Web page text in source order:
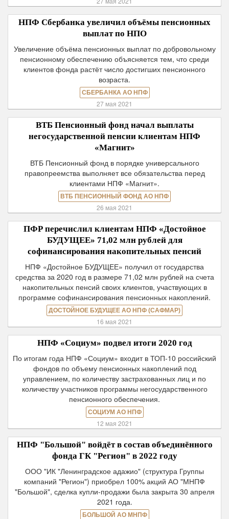
НПФ Сбербанка увеличил объёмы пенсионных
выплат по НПО
Увеличение объёма пенсионных выплат по добровольному
пенсионному обеспечению объясняется тем, что среди
клиентов фонда растёт число достигших пенсионного
возраста.
СБЕРБАНКА АО НПФ
27 мая 2021
ВТБ Пенсионный фонд начал выплаты
негосударственной пенсии клиентам НПФ
«Магнит»
ВТБ Пенсионный фонд в порядке универсального
правопреемства выполняет все обязательства перед
клиентами НПФ «Магнит».
ВТБ ПЕНСИОННЫЙ ФОНД АО НПФ
26 мая 2021
ПФР перечислил клиентам НПФ «Достойное
БУДУЩЕЕ» 71,02 млн рублей для
софинансирования накопительных пенсий
НПФ «Достойное БУДУЩЕЕ» получил от государства
средства за 2020 год в размере 71,02 млн рублей на счета
накопительных пенсий своих клиентов, участвующих в
программе софинансирования пенсионных накоплений.
ДОСТОЙНОЕ БУДУЩЕЕ АО НПФ (САФМАР)
16 мая 2021
НПФ «Социум» подвел итоги 2020 год
По итогам года НПФ «Социум» входит в ТОП-10 российский
фондов по объему пенсионных накоплений под
управлением, по количеству застрахованных лиц и по
количеству участников программы негосударственного
пенсионного обеспечения.
СОЦИУМ АО НПФ
12 мая 2021
НПФ "Большой" войдёт в состав объединённого
фонда ГК "Регион" в 2022 году
ООО "ИК "Ленинградское адажио" (структура Группы
компаний "Регион") приобрел 100% акций АО "МНПФ
"Большой", сделка купли-продажи была закрыта 30 апреля
2021 года.
БОЛЬШОЙ АО МНПФ